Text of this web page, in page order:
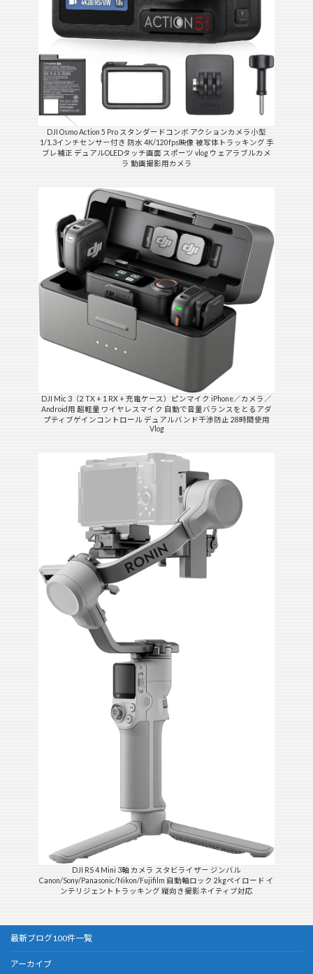
DJI Osmo Action 5 Pro スタンダードコンボ アクションカメラ小型
1/1.3インチセンサー付き 防水 4K/120fps映像 被写体トラッキング 手
ブレ補正 デュアルOLEDタッチ画面 スポーツ vlog ウェアラブルカメ
ラ 動画撮影用カメラ
DJI Mic 3（2 TX + 1 RX + 充電ケース）ピンマイク iPhone／カメラ／
Android用 超軽量 ワイヤレスマイク 自動で音量バランスをとるアダ
プティブゲインコントロール デュアルバンド干渉防止 28時間使用
Vlog
DJI RS 4 Mini 3軸 カメラ スタビライザー ジンバル
Canon/Sony/Panasonic/Nikon/Fujifilm 自動軸ロック 2kgペイロード イ
ンテリジェントトラッキング 縦向き撮影ネイティブ対応
最新ブログ100件一覧
アーカイブ